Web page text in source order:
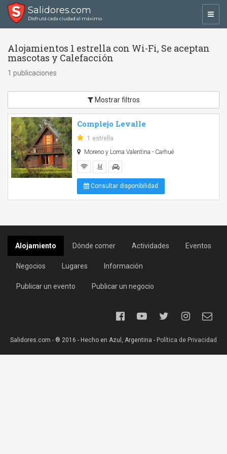
Salidores.com
Disfrutá cada ciudad al máximo
Alojamientos 1 estrella con Wi-Fi, Se aceptan
mascotas y Calefacción
1 publicaciones
Mostrar filtros
Complejo Levalle
1 estrella
Moreno y Loma Valentina - Carhué
Consultar disponibilidad
Alojamiento Dónde comer Actividades Eventos
Negocios Lugares Información
Publicar un evento Publicar un negocio
Salidores.com - ® 2016 - Hecho en Azul, Argentina - Política de Privacidad